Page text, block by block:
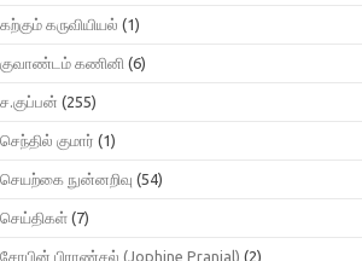
கற்கும் கருவியியல் (1)
குவாண்டம் கணினி (6)
ச.குப்பன் (255)
செந்தில் குமார் (1)
செயற்கை நுன்னறிவு (54)
செய்திகள் (7)
சோபின் பிராண்சல் (Jophine Pranjal) (2)